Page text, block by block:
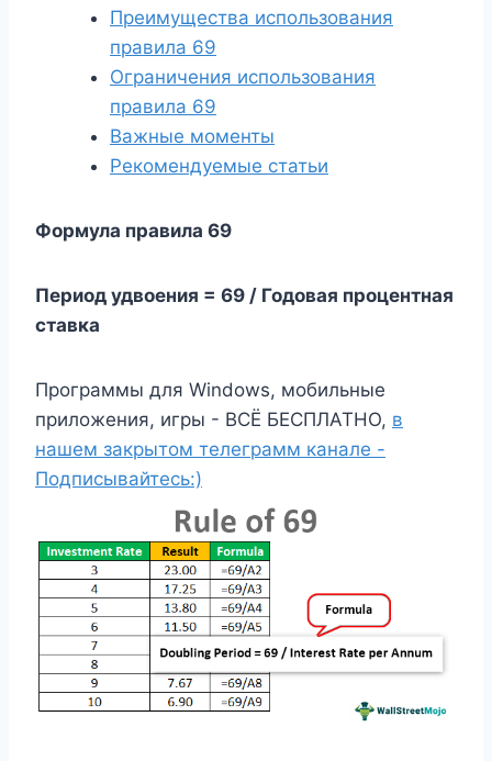
Преимущества использования
правила 69
Ограничения использования
правила 69
Важные моменты
Рекомендуемые статьи
Формула правила 69
Период удвоения = 69 / Годовая процентная
ставка
Программы для Windows, мобильные
приложения, игры - ВСЁ БЕСПЛАТНО, в
нашем закрытом телеграмм канале -
Подписывайтесь:)